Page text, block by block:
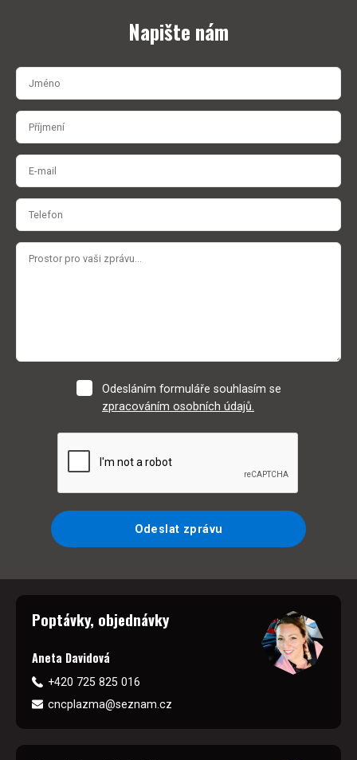
Napište nám
Odesláním formuláře souhlasím se
zpracováním osobních údajů.
Odeslat zprávu
Poptávky, objednávky
Aneta Davidová
+420 725 825 016
cncplazma@seznam.cz